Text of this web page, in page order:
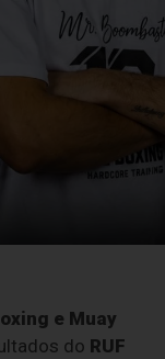
e Muay
do RUF